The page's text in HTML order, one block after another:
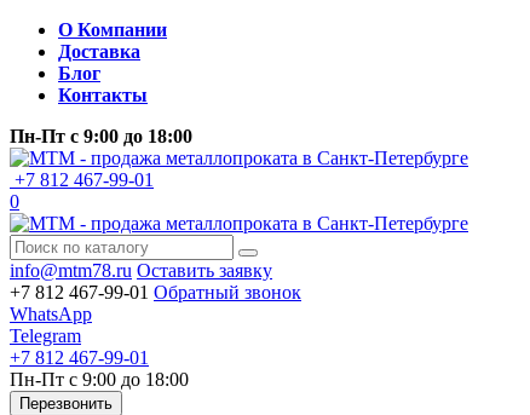
О Компании
Доставка
Блог
Контакты
Пн-Пт с 9:00 до 18:00
+7 812 467-99-01
0
info@mtm78.ru Оставить заявку
+7 812 467-99-01 Обратный звонок
WhatsApp
Telegram
+7 812 467-99-01
Пн-Пт с 9:00 до 18:00
Перезвонить